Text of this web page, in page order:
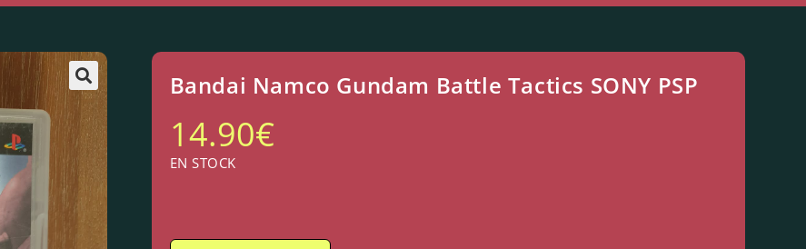
Bandai Namco Gundam Battle Tactics SONY PSP
14.90€
EN STOCK